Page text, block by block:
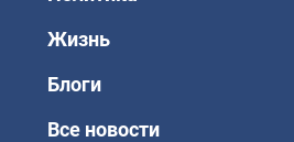
Жизнь
Блоги
Все новости